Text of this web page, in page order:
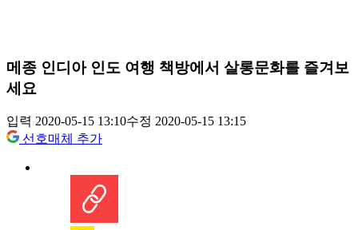
메종 인디아 인도 여행 책방에서 살롱문화를 즐겨보
세요
입력 2020-05-15 13:10수정 2020-05-15 13:15
선호매체 추가